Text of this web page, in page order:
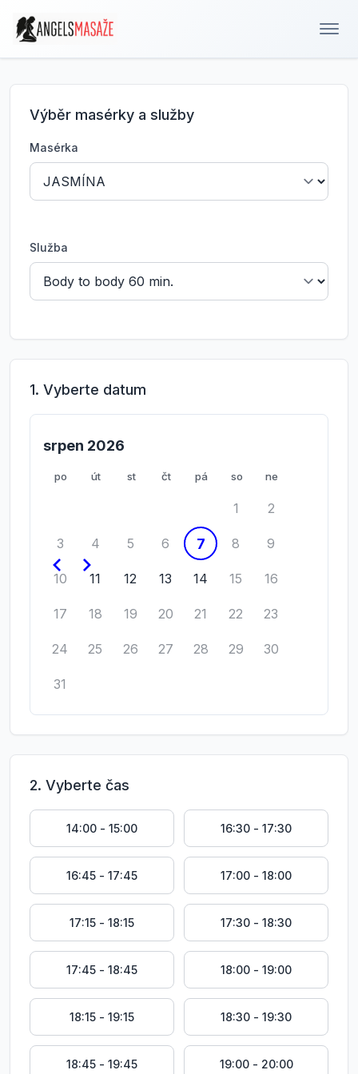
Výběr masérky a služby
Masérka
Služba
1. Vyberte datum
srpen 2026
po út st čt pá so ne
1 2
3 4 5 6 7 8 9
10 11 12 13 14 15 16
17 18 19 20 21 22 23
24 25 26 27 28 29 30
31
2. Vyberte čas
14:00 - 15:00 16:30 - 17:30
16:45 - 17:45 17:00 - 18:00
17:15 - 18:15 17:30 - 18:30
17:45 - 18:45 18:00 - 19:00
18:15 - 19:15 18:30 - 19:30
18:45 - 19:45 19:00- 20:00